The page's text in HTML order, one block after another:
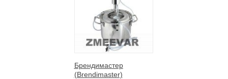
Брендимастер
(Brendimaster)